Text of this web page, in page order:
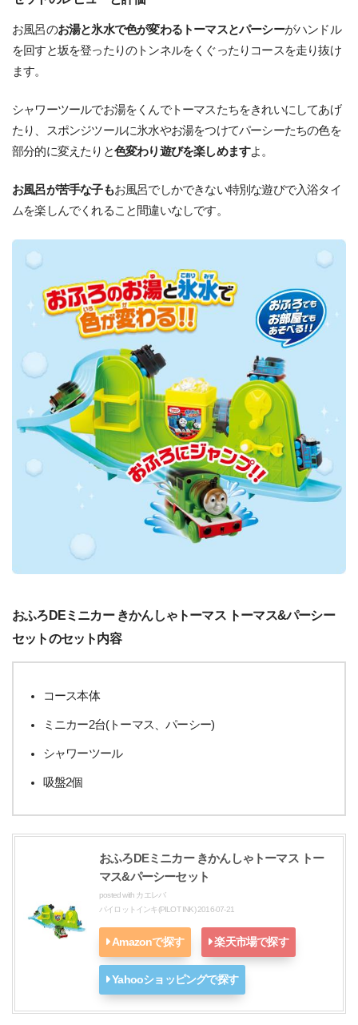
お風呂のお湯と氷水で色が変わるトーマスとパーシーがハンドル
を回すと坂を登ったりのトンネルをくぐったりコースを走り抜け
ます。
シャワーツールでお湯をくんでトーマスたちをきれいにしてあげ
たり、スポンジツールに氷水やお湯をつけてパーシーたちの色を
部分的に変えたりと色変わり遊びを楽しめますよ。
お風呂が苦手な子もお風呂でしかできない特別な遊びで入浴タイ
ムを楽しんでくれること間違いなしです。
おふろDEミニカー きかんしゃトーマス トーマス&パーシー
セットのセット内容
コース本体
ミニカー2台(トーマス、パーシー)
シャワーツール
吸盤2個
おふろDEミニカー きかんしゃトーマス トー
マス&パーシーセット
posted with カエレバ
パイロットインキ(PILOT INK) 2016-07-21
Amazonで探す 楽天市場で探す
Yahooショッピングで探す